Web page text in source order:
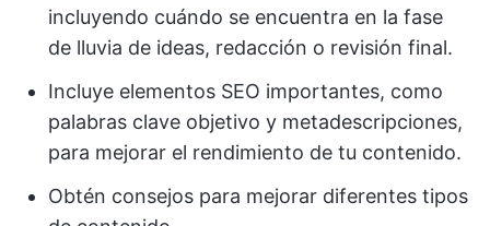
incluyendo cuándo se encuentra en la fase
de lluvia de ideas, redacción o revisión final.
Incluye elementos SEO importantes, como
palabras clave objetivo y metadescripciones,
para mejorar el rendimiento de tu contenido.
Obtén consejos para mejorar diferentes tipos